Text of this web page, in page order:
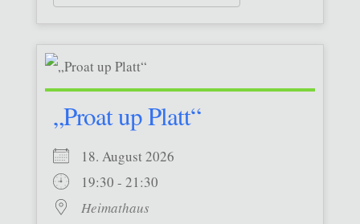
„Proat up Platt“
18. August 2026
19:30 - 21:30
Heimathaus